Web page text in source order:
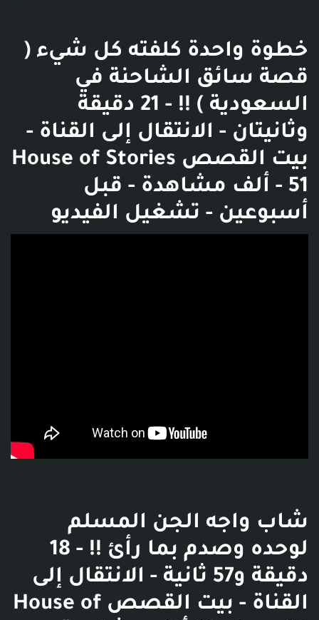
خطوة واحدة كلفته كل شيء (
قصة سائق الشاحنة في
السعودية ) !! - 21 دقيقة
وثانيتان - الانتقال إلى القناة -
بيت القصص House of Stories
- 51 ألف مشاهدة - قبل
أسبوعين - تشغيل الفيديو
شاب واجه الجن المسلم
لوحده وصدم بما رأئ !! - 18
دقيقة و57 ثانية - الانتقال إلى
القناة - بيت القصص House of